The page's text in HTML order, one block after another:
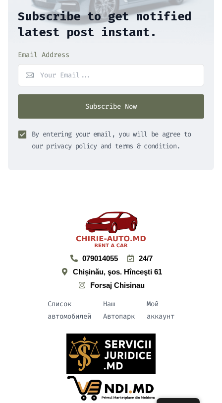
Subscribe to get notified
latest post instant.
Email Address
Subscribe Now
By entering your email, you will be agree to
our privacy policy and terms & condition.
079014055
24/7
Chișinău, şos. Hînceşti 61
Forsaj Chisinau
Список
автомобилей
Наш
Автопарк
Мой
аккаунт